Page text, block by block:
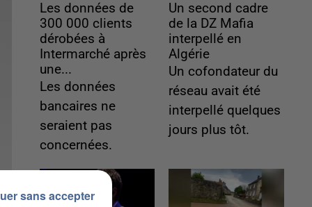
Les données de
300 000 clients
dérobées à
Intermarché après
une...
Les données
bancaires ne
seraient pas
concernées.
Un second cadre
de la DZ Mafia
interpellé en
Algérie
Un cofondateur du
réseau avait été
interpellé quelques
jours plus tôt.
sans accepter